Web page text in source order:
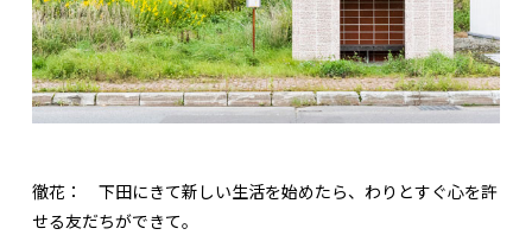
徹花： 下田にきて新しい生活を始めたら、わりとすぐ心を許
せる友だちができて。